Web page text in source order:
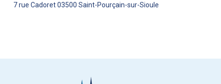
7 rue Cadoret 03500 Saint-Pourçain-sur-Sioule